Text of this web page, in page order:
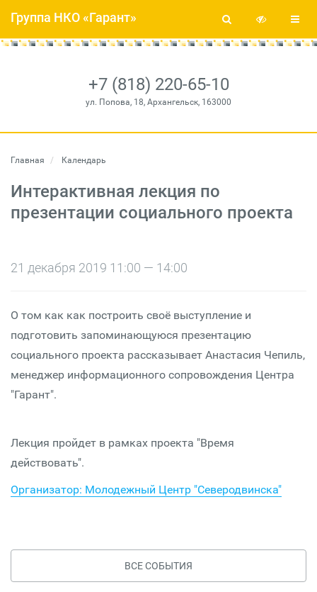
+7 (818) 220-65-10
ул. Попова, 18, Архангельск, 163000
Группа НКО «Гарант»
Главная Календарь
Интерактивная лекция по
презентации социального проекта
21 декабря 2019 11:00 — 14:00
О том как как построить своё выступление и
подготовить запоминающуюся презентацию
социального проекта рассказывает Анастасия Чепиль,
менеджер информационного сопровождения Центра
"Гарант".
Лекция пройдет в рамках проекта "Время
действовать".
Организатор: Молодежный Центр "Северодвинска"
ВСЕ СОБЫТИЯ